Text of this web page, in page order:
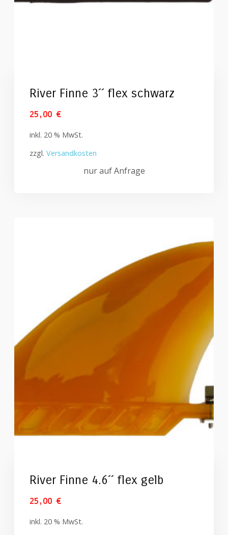
River Finne 3´´ flex schwarz
25,00 €
inkl. 20 % MwSt.
zzgl. Versandkosten
nur auf Anfrage
River Finne 4.6´´ flex gelb
25,00 €
inkl. 20 % MwSt.